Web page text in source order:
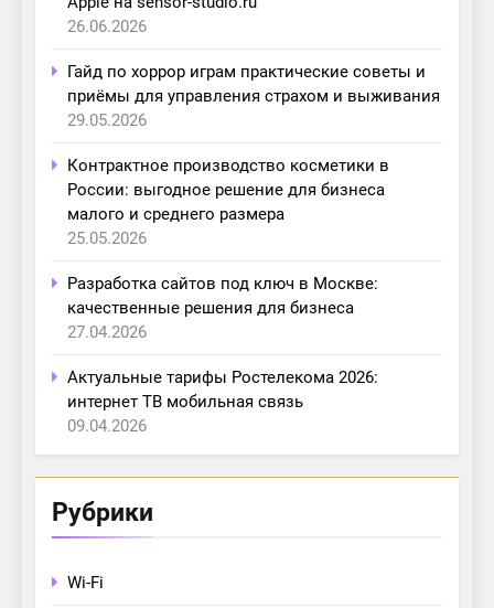
26.06.2026
Гайд по хоррор играм практические советы и
приёмы для управления страхом и выживания
29.05.2026
Контрактное производство косметики в
России: выгодное решение для бизнеса
малого и среднего размера
25.05.2026
Разработка сайтов под ключ в Москве:
качественные решения для бизнеса
27.04.2026
Актуальные тарифы Ростелекома 2026:
интернет ТВ мобильная связь
09.04.2026
Рубрики
Wi-Fi